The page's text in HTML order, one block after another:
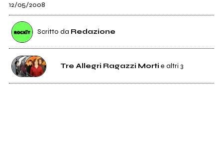
12/05/2008
Scritto da Redazione
Tre Allegri Ragazzi Morti e altri 3